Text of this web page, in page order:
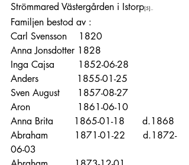
Strömmared Västergården i Istorp[5]..
Familjen bestod av :
Carl Svensson    1820
Anna Jonsdotter 1828
Inga Cajsa        1852-06-28
Anders             1855-01-25
Sven August      1857-08-27
Aron                1861-06-10
Anna Brita       1865-01-18      d.1868
Abraham         1871-01-22      d.1872-
06-03